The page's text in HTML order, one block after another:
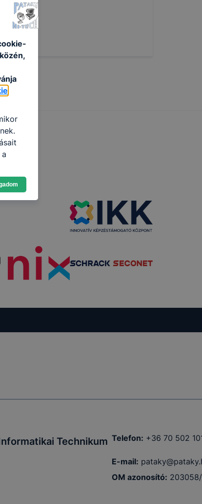
Technikum Telefon: +36 70 502
E-mail:
OM azonosító: